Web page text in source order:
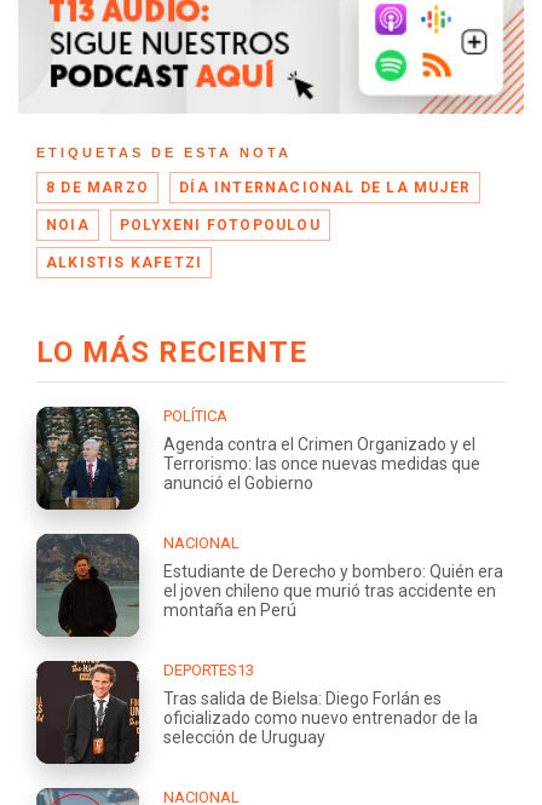
ETIQUETAS DE ESTA NOTA
8 DE MARZO DÍA INTERNACIONAL DE LA MUJER
NOIA POLYXENI FOTOPOULOU
ALKISTIS KAFETZI
LO MÁS RECIENTE
POLÍTICA
Agenda contra el Crimen Organizado y el
Terrorismo: las once nuevas medidas que
anunció el Gobierno
NACIONAL
Estudiante de Derecho y bombero: Quién era
el joven chileno que murió tras accidente en
montaña en Perú
DEPORTES13
Tras salida de Bielsa: Diego Forlán es
oficializado como nuevo entrenador de la
selección de Uruguay
NACIONAL